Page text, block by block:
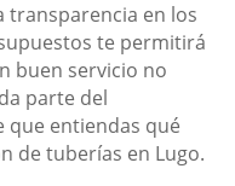
transparencia en los
te permitirá
buen servicio no
parte del
que entiendas qué
de tuberías en Lugo.